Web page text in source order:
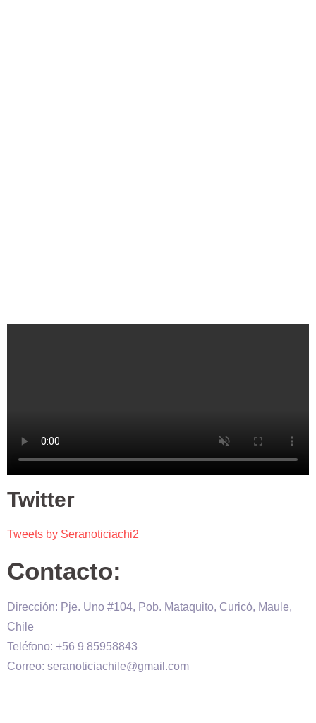
Twitter
Tweets by Seranoticiachi2
Contacto:
Dirección: Pje. Uno #104, Pob. Mataquito, Curicó, Maule,
Chile
Teléfono: +56 9 85958843
Correo: seranoticiachile@gmail.com